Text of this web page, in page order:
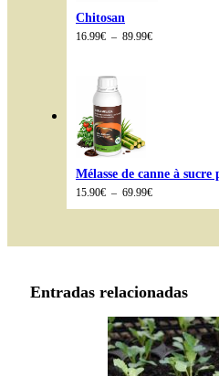
Chitosan
16.99€ – 89.99€Plage
Mélasse de canne à
15.90€ – 69.99€Plage
à
Entradas relacionadas